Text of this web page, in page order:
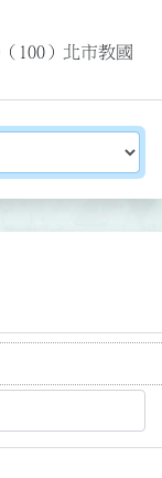
100）北市教國